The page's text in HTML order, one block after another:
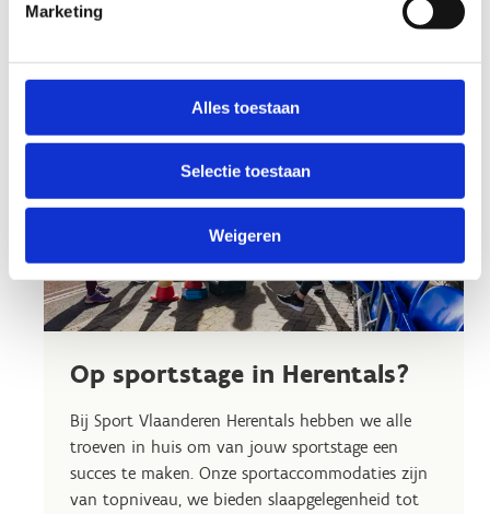
Marketing
Alles toestaan
Selectie toestaan
Weigeren
Op sportstage in Herentals?
Bij Sport Vlaanderen Herentals hebben we alle
troeven in huis om van jouw sportstage een
succes te maken. Onze sportaccommodaties zijn
van topniveau, we bieden slaapgelegenheid tot